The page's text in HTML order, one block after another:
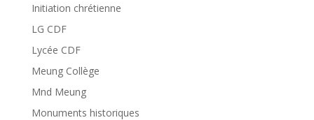
Initiation chrétienne
LG CDF
Lycée CDF
Meung Collège
Mnd Meung
Monuments historiques